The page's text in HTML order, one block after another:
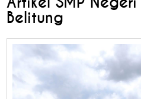
Belitung